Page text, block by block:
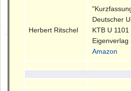
Herbert Ritschel
Deutscher
KTB U
Eigenverlag
Amazon